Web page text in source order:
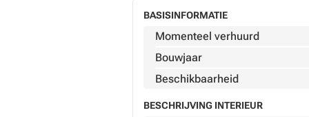
BASISINFORMATIE
Momenteel verhuurd
Bouwjaar
Beschikbaarheid
BESCHRIJVING INTERIEUR